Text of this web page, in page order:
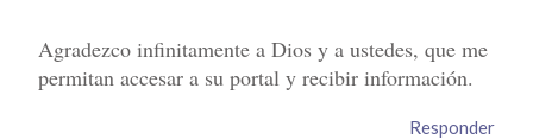
Agradezco infinitamente a Dios y a ustedes, que me
permitan accesar a su portal y recibir información.
Responder